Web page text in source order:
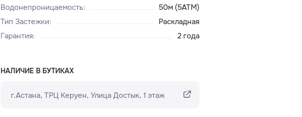
Водонепроницаемость:
50м (5ATM)
Тип Застежки:
Раскладная
Гарантия: 2 года
НАЛИЧИЕ В БУТИКАХ
г.Астана, ТРЦ Керуен​, Улица Достык, 1 этаж